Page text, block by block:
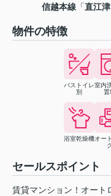
信越本線 「直江津
物件の特徴
バストイレ
別
室内
置
浴室乾燥機オー
ク
セールスポイント
賃貸マンション！オート